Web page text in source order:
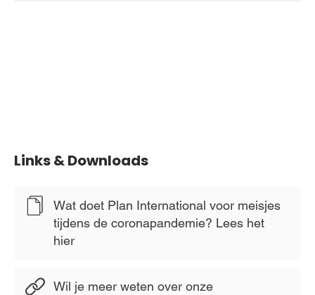
Links & Downloads
Wat doet Plan International voor meisjes
tijdens de coronapandemie? Lees het
hier
Wil je meer weten over onze